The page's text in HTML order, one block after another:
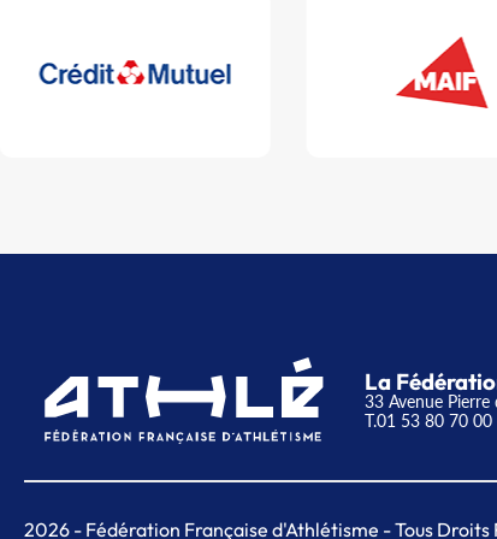
La
33 Avenue
T.01 53 80 70 00
2026 - Fédération Française d'Athlétisme - Tous Droits